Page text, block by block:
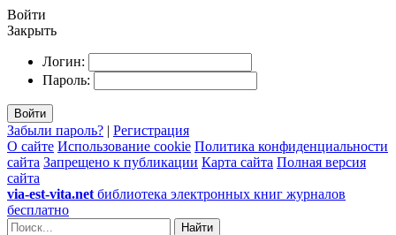
Войти
Закрыть
Логин:
Пароль:
Войти
Забыли пароль? | Регистрация
О сайте Использование cookie Политика конфиденциальности
сайта Запрещено к публикации Карта сайта Полная версия
сайта
via-est-vita.net библиотека электронных книг журналов
бесплатно
Найти